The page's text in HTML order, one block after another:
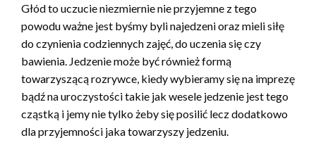
Głód to uczucie niezmiernie nie przyjemne z tego
powodu ważne jest byśmy byli najedzeni oraz mieli siłę
do czynienia codziennych zajęć, do uczenia się czy
bawienia. Jedzenie może być również formą
towarzyszącą rozrywce, kiedy wybieramy się na imprezę
bądź na uroczystości takie jak wesele jedzenie jest tego
cząstką i jemy nie tylko żeby się posilić lecz dodatkowo
dla przyjemności jaka towarzyszy jedzeniu.